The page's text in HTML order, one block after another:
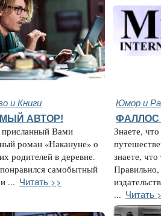
и Книги Юмор и
АВТОР!
присланный Вами
роман «Накануне» о
родителей в деревне.
самобытный
... Читать >>
ФАЛЛОС
Знаете,
знаете,
Правильно,
... Читать